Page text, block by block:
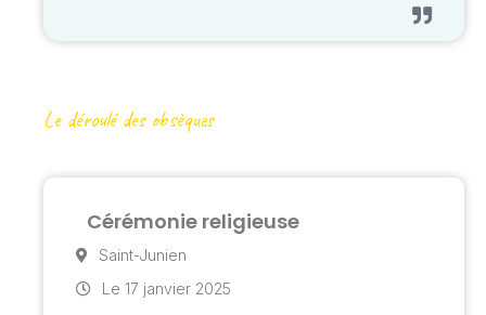
Le déroulé des obsèques
Cérémonie religieuse
Saint-Junien
Le 17 janvier 2025